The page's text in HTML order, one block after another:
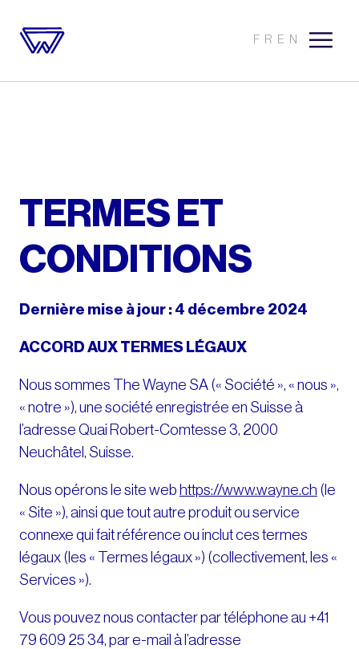
FR EN
TERMES ET
CONDITIONS
Dernière mise à jour : 4 décembre 2024
ACCORD AUX TERMES LÉGAUX
Nous sommes The Wayne SA (« Société », « nous »,
« notre »), une société enregistrée en Suisse à
l’adresse Quai Robert-Comtesse 3, 2000
Neuchâtel, Suisse.
Nous opérons le site web https://www.wayne.ch (le
« Site »), ainsi que tout autre produit ou service
connexe qui fait référence ou inclut ces termes
légaux (les « Termes légaux ») (collectivement, les «
Services »).
Vous pouvez nous contacter par téléphone au +41
79 609 25 34, par e-mail à l’adresse